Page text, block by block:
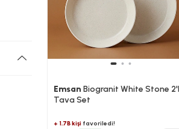
Emsan Biogranit White Stone
Tava Set
+ 1.7B kişifavoriledi!